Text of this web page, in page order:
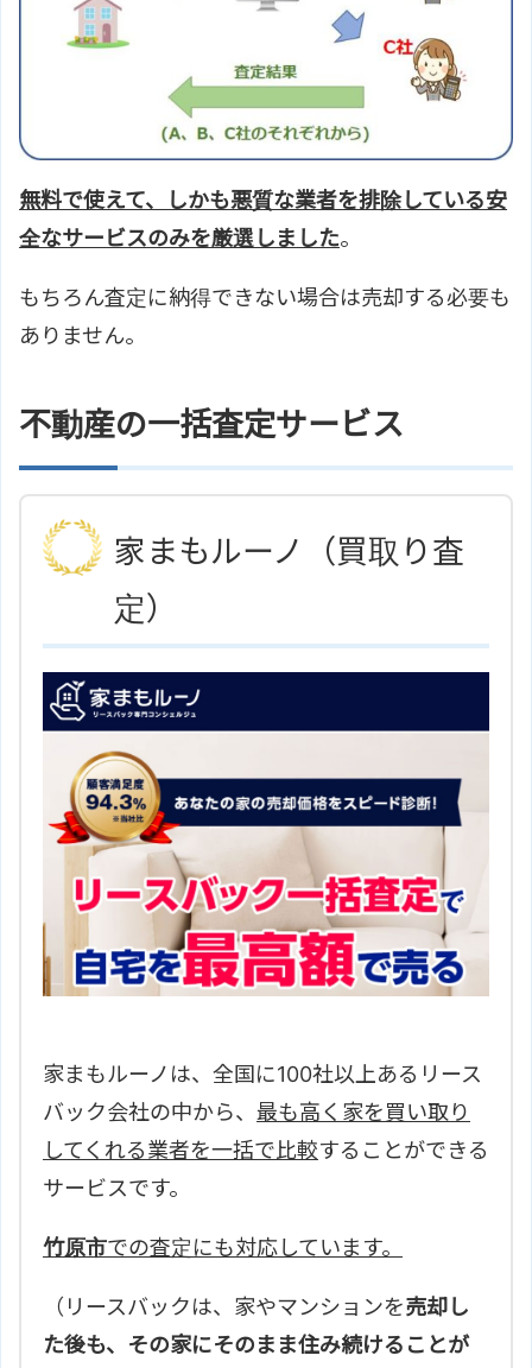
無料で使えて、しかも悪質な業者を排除している安
全なサービスのみを厳選しました。
もちろん査定に納得できない場合は売却する必要も
ありません。
不動産の一括査定サービス
家まもルーノ（買取り査
定）
家まもルーノは、全国に100社以上あるリース
バック会社の中から、 最も高く家を買い取り
してくれる業者を一括で比較することができる
サービスです。
竹原市での査定にも対応しています。
（リースバックは、家やマンションを売却し
た後も、その家にそのまま住み続けることが